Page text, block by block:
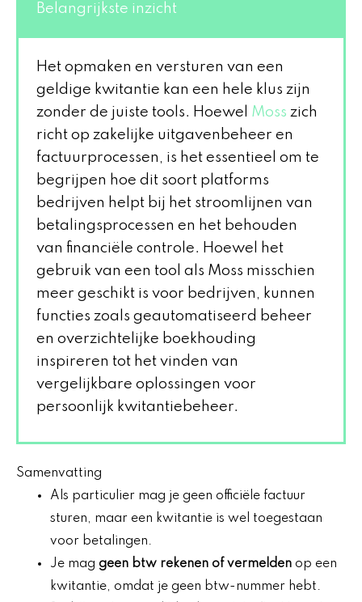
Belangrijkste inzicht
Het opmaken en versturen van een
geldige kwitantie kan een hele klus zijn
zonder de juiste tools. Hoewel Moss zich
richt op zakelijke uitgavenbeheer en
factuurprocessen, is het essentieel om te
begrijpen hoe dit soort platforms
bedrijven helpt bij het stroomlijnen van
betalingsprocessen en het behouden
van financiële controle. Hoewel het
gebruik van een tool als Moss misschien
meer geschikt is voor bedrijven, kunnen
functies zoals geautomatiseerd beheer
en overzichtelijke boekhouding
inspireren tot het vinden van
vergelijkbare oplossingen voor
persoonlijk kwitantiebeheer.
Samenvatting
Als particulier mag je geen officiële factuur
sturen, maar een kwitantie is wel toegestaan
voor betalingen.
Je mag geen btw rekenen of vermelden op een
kwitantie, omdat je geen btw-nummer hebt.